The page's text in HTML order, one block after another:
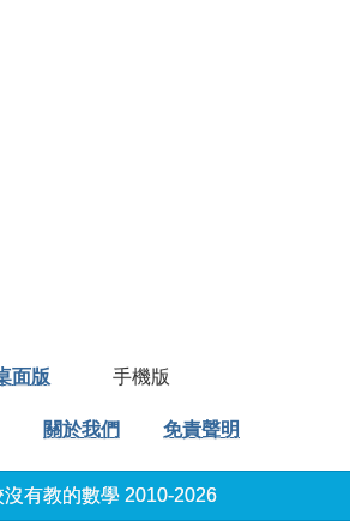
面版 手機版
關於我們 免責聲明
有教的數學 2010-2026